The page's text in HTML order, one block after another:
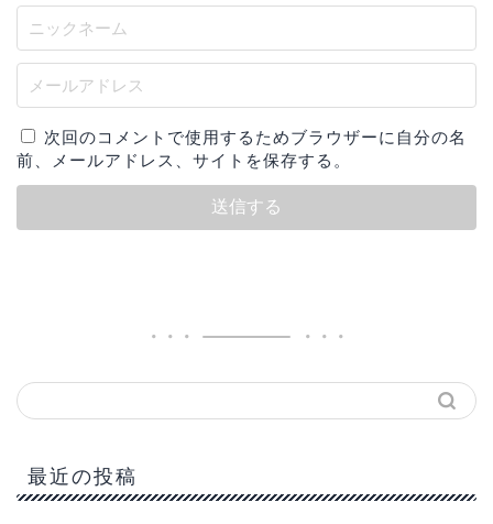
次回のコメントで使用するためブラウザーに自分の名
前、メールアドレス、サイトを保存する。
最近の投稿